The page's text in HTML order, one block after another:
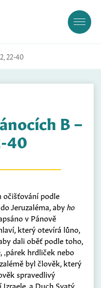
22-40
B –
40
očišťování podle
Jeruzaléma, abyho
v Pánově
který otevírá lůno,
dali oběť podle toho,
‚párek hrdliček nebo
byl člověk, který
spravedlivý
a Duch Svatý